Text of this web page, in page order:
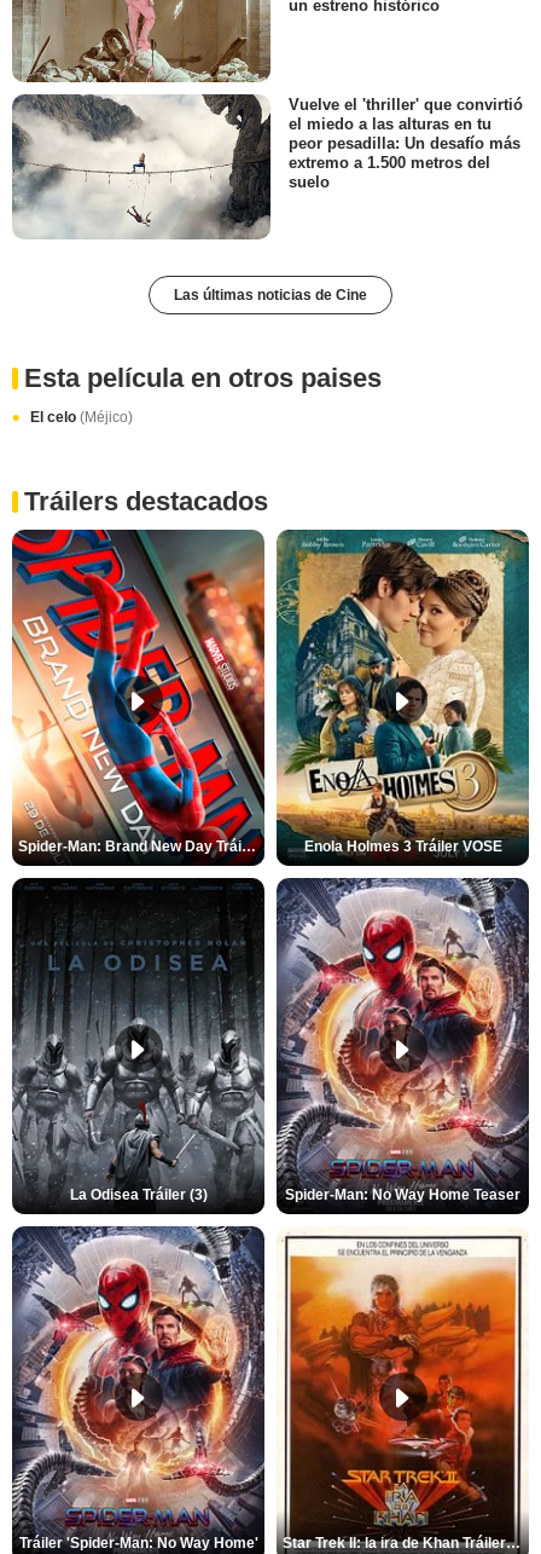
un estreno histórico
Vuelve el 'thriller' que convirtió
el miedo a las alturas en tu
peor pesadilla: Un desafío más
extremo a 1.500 metros del
suelo
Las últimas noticias de Cine
Esta película en otros paises
El celo (Méjico)
Tráilers destacados
Spider-Man: Brand New Day Tráiler (3) Enola Holmes 3 Tráiler VOSE
La Odisea Tráiler (3) Spider-Man: No Way Home Teaser
Tráiler 'Spider-Man: No Way Home' Star Trek II: la ira de Khan Tráiler VO